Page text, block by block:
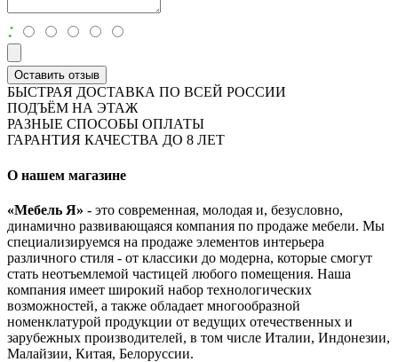
:
Оставить отзыв
БЫСТРАЯ ДОСТАВКА ПО ВСЕЙ РОССИИ
ПОДЪЁМ НА ЭТАЖ
РАЗНЫЕ СПОСОБЫ ОПЛАТЫ
ГАРАНТИЯ КАЧЕСТВА ДО 8 ЛЕТ
О нашем магазине
«Мебель Я» - это современная, молодая и, безусловно,
динамично развивающаяся компания по продаже мебели. Мы
специализируемся на продаже элементов интерьера
различного стиля - от классики до модерна, которые смогут
стать неотъемлемой частицей любого помещения. Наша
компания имеет широкий набор технологических
возможностей, а также обладает многообразной
номенклатурой продукции от ведущих отечественных и
зарубежных производителей, в том числе Италии, Индонезии,
Малайзии, Китая, Белоруссии.